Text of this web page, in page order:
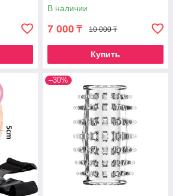
В наличии
7 000 ₸ 10 000 ₸
Купить
–30%